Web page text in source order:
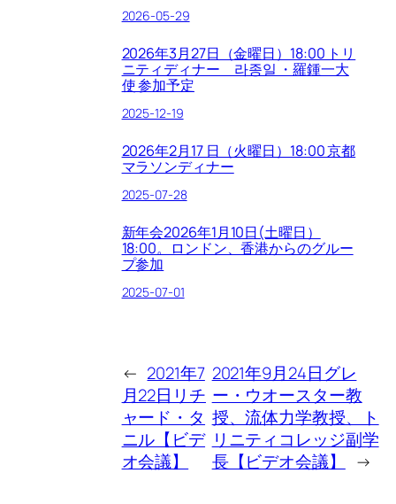
2026-05-29
2026年3月27日（金曜日）18:00 トリ
ニティディナー 라종일 ・羅鍾一大
使 参加予定
2025-12-19
2026年2月17 日（火曜日）18:00 京都
マラソンディナー
2025-07-28
新年会2026年1月10日(土曜日）
18:00。ロンドン、香港からのグルー
プ参加
2025-07-01
← 2021年7
月22日リチ
ャード・タ
ニル【ビデ
オ会議】
2021年9月24日グレ
ー・ウオースター教
授、流体力学教授、ト
リニティコレッジ副学
長【ビデオ会議】
→